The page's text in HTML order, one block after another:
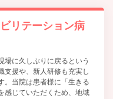
リテーション病
場に久しぶりに戻るという
支援や、新人研修も充実し
。当院は患者様に「生きる
感じていただくため、地域